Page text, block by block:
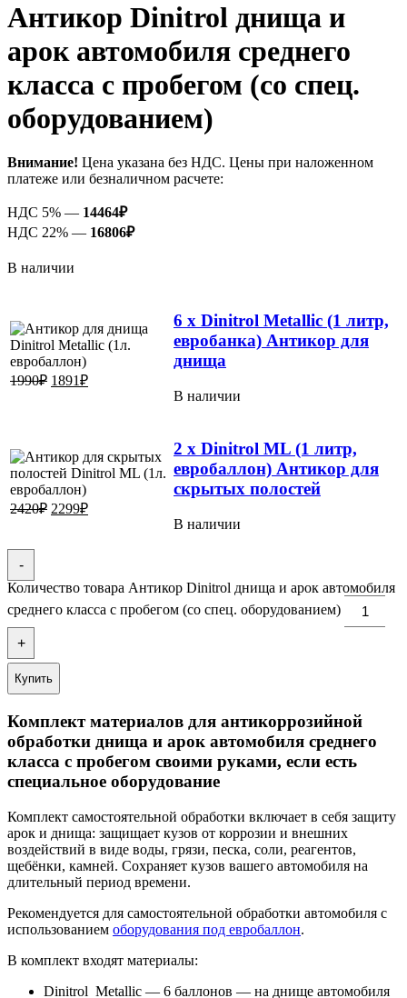
Антикор Dinitrol днища и
арок автомобиля среднего
класса с пробегом (со спец.
оборудованием)
Внимание! Цена указана без НДС. Цены при наложенном
платеже или безналичном расчете:
НДС 5% — 14464₽
НДС 22% — 16806₽
В наличии
1990₽ 1891₽
6 x Dinitrol Metallic (1 литр,
евробанка) Антикор для
днища
В наличии
2420₽ 2299₽
2 x Dinitrol ML (1 литр,
евробаллон) Антикор для
скрытых полостей
В наличии
-
Количество товара Антикор Dinitrol днища и арок автомобиля
среднего класса с пробегом (со спец. оборудованием)
+
Купить
Комплект материалов для антикоррозийной
обработки днища и арок автомобиля среднего
класса с пробегом своими руками, если есть
специальное оборудование
Комплект самостоятельной обработки включает в себя защиту
арок и днища: защищает кузов от коррозии и внешних
воздействий в виде воды, грязи, песка, соли, реагентов,
щебёнки, камней. Сохраняет кузов вашего автомобиля на
длительный период времени.
Рекомендуется для самостоятельной обработки автомобиля с
использованием оборудования под евробаллон.
В комплект входят материалы:
Dinitrol Metallic — 6 баллонов — на днище автомобиля